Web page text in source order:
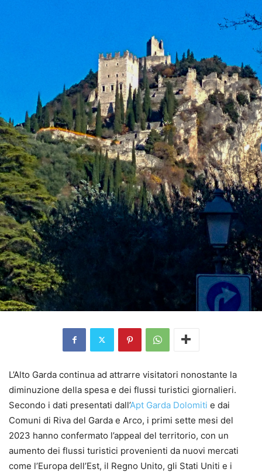
L’Alto Garda continua ad attrarre visitatori nonostante la
diminuzione della spesa e dei flussi turistici giornalieri.
Secondo i dati presentati dall’Apt Garda Dolomiti e dai
Comuni di Riva del Garda e Arco, i primi sette mesi del
2023 hanno confermato l’appeal del territorio, con un
aumento dei flussi turistici provenienti da nuovi mercati
come l’Europa dell’Est, il Regno Unito, gli Stati Uniti e i